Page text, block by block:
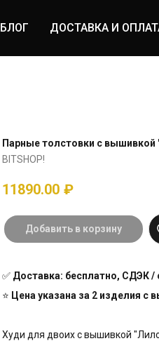
БЛОГ ДОСТАВКА И
Парные толстовки с вышивкой
BITSHOP!
11890.00 ₽
Добавить в корзину
✅ Доставка: бесплатно, СДЭК /
⭐ Цена указана за 2 изделия с
Худи для двоих с вышивкой